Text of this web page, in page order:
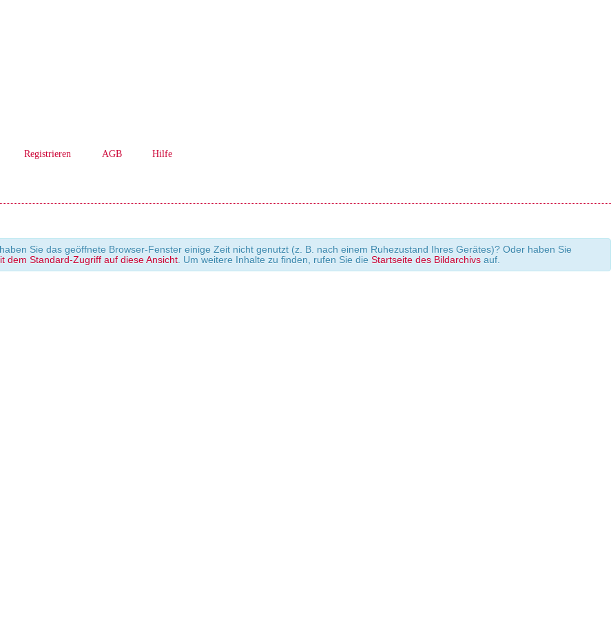
Registrieren AGB Hilfe
Sie das geöffnete Browser-Fenster einige Zeit nicht genutzt (z. B. nach einem Ruhezustand Ihres Gerätes)? Oder haben Sie
dem Standard-Zugriff auf diese Ansicht. Um weitere Inhalte zu finden, rufen Sie die Startseite des Bildarchivs auf.